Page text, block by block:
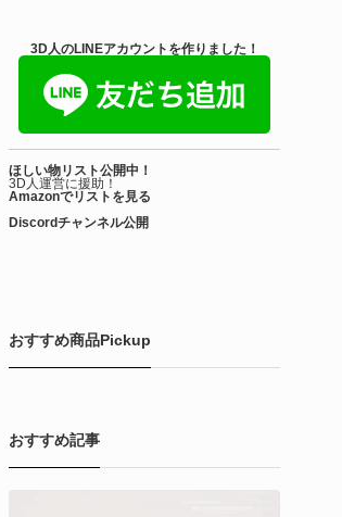
ループリントライブラリ
Utilities」はブループリントライ
API の機能不足を補うオープンソー
ンです。FabとGithub上で無料公開さ
3D人のLINEアカウントを作りました！
ほしい物リスト公開中！
3D人運営に援助！
Amazonでリストを見る
Discordチャンネル公開
おすすめ商品Pickup
おすすめ記事